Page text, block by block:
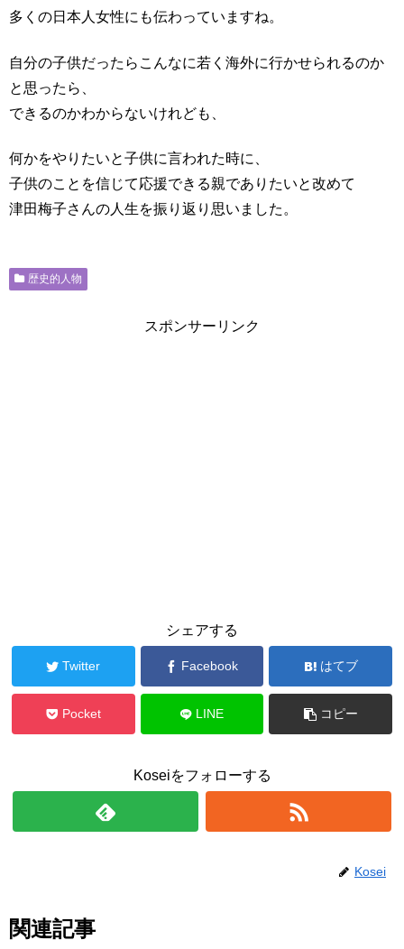
多くの日本人女性にも伝わっていますね。
自分の子供だったらこんなに若く海外に行かせられるのか
と思ったら、
できるのかわからないけれども、
何かをやりたいと子供に言われた時に、
子供のことを信じて応援できる親でありたいと改めて
津田梅子さんの人生を振り返り思いました。
歴史的人物
スポンサーリンク
シェアする
Twitter Facebook はてブ
Pocket LINE コピー
Koseiをフォローする
Kosei
関連記事